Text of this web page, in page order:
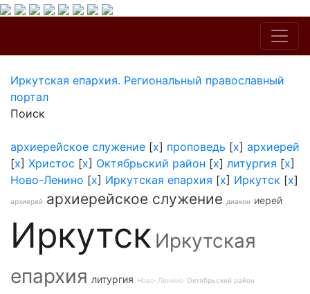
Иркутская епархия. Региональный православный
портал
Поиск
архиерейское служение [x] проповедь [x] архиерей
[x] Христос [x] Октябрьский район [x] литургия [x]
Ново-Ленино [x] Иркутская епархия [x] Иркутск [x]
архиерей архиерейское служение диакон иерей
Иркутск Иркутская
епархия литургия Ново-Ленино Октябрьский район